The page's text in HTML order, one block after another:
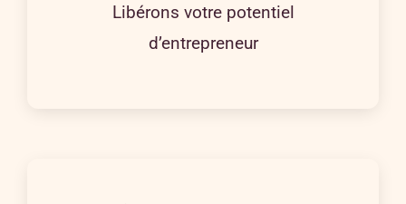
Libérons votre potentiel
d’entrepreneur